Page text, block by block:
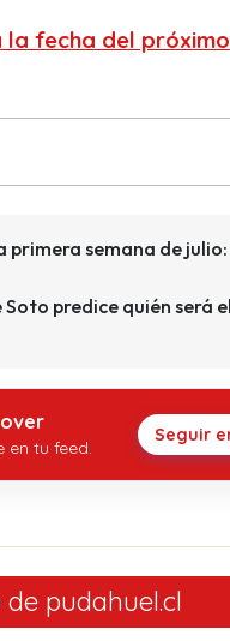
la fecha del
semana de julio:
predice quién será
en tu feed.
Seguir
de pudahuel.cl